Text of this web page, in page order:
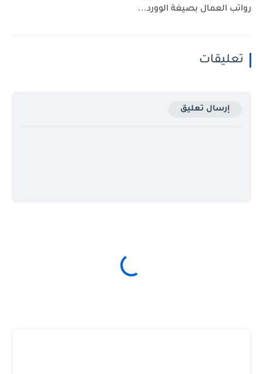
رواتب العمال بصيغة الوورد...
تعليقات
إرسال تعليق